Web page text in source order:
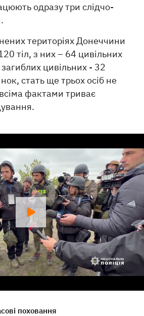
одразу три слідчо-
територіях Донеччини
тіл, з них – 64 цивільних
цивільних - 32
стать ще трьох осіб не
фактами триває
поховання